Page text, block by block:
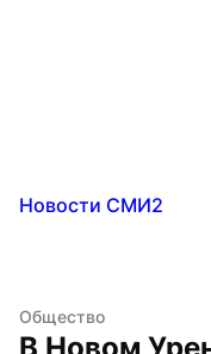
Новости СМИ2
Общество